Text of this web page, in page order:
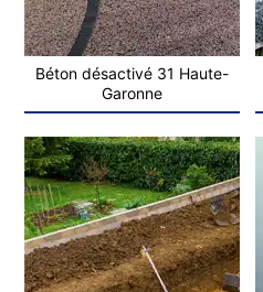
Béton désactivé 31 Haute-
Garonne